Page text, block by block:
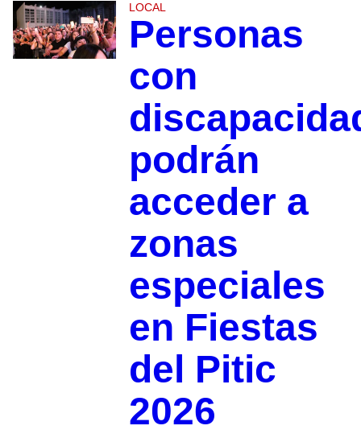
LOCAL
Personas
con
podrán
acceder a
zonas
especiales
en Fiestas
del Pitic
2026